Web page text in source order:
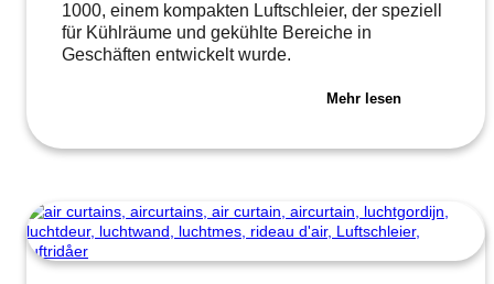
1000, einem kompakten Luftschleier, der speziell
für Kühlräume und gekühlte Bereiche in
Geschäften entwickelt wurde.
Mehr lesen